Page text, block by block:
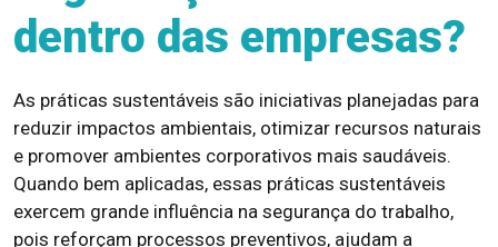
dentro das empresas?
As práticas sustentáveis são iniciativas planejadas para
reduzir impactos ambientais, otimizar recursos naturais
e promover ambientes corporativos mais saudáveis.
Quando bem aplicadas, essas práticas sustentáveis
exercem grande influência na segurança do trabalho,
pois reforçam processos preventivos, ajudam a